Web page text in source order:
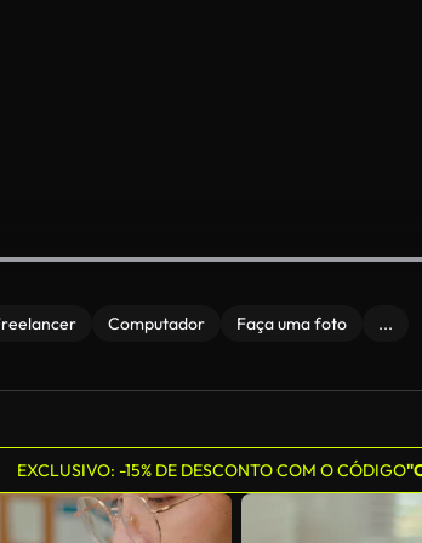
Computador Faça uma foto ...
EXCLUSIVO: -15% DE DESCONTO COM O CÓDIGO